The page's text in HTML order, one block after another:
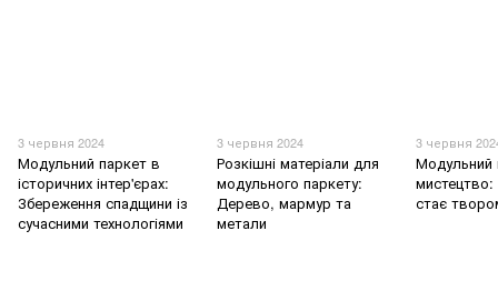
3 червня 2024
Модульний паркет в
історичних інтер'єрах:
Збереження спадщини із
сучасними технологіями
3 червня 2024
Розкішні матеріали для
модульного паркету:
Дерево, мармур та
метали
3 червня
Модульний
мистецтво:
стає